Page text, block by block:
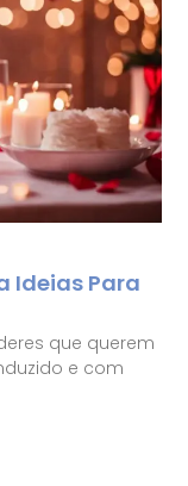
Ideias Para
que querem
e com